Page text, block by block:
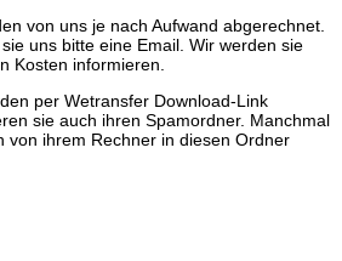
von uns je nach Aufwand abgerechnet.
uns bitte eine Email. Wir werden sie
Kosten informieren.
per Wetransfer Download-Link
sie auch ihren Spamordner. Manchmal
von ihrem Rechner in diesen Ordner